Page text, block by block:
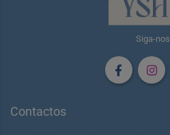
Siga-nos
Contactos